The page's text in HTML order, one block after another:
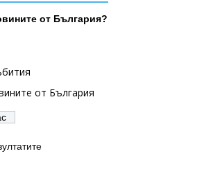
от България?
от България